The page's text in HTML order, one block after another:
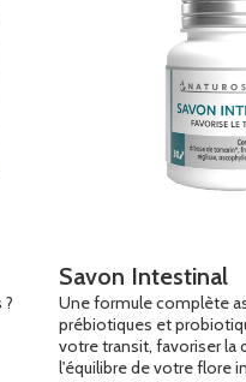
Savon Intestinal
Une formule complète
prébiotiques et
votre transit, favoriser la
l'équilibre de votre flore